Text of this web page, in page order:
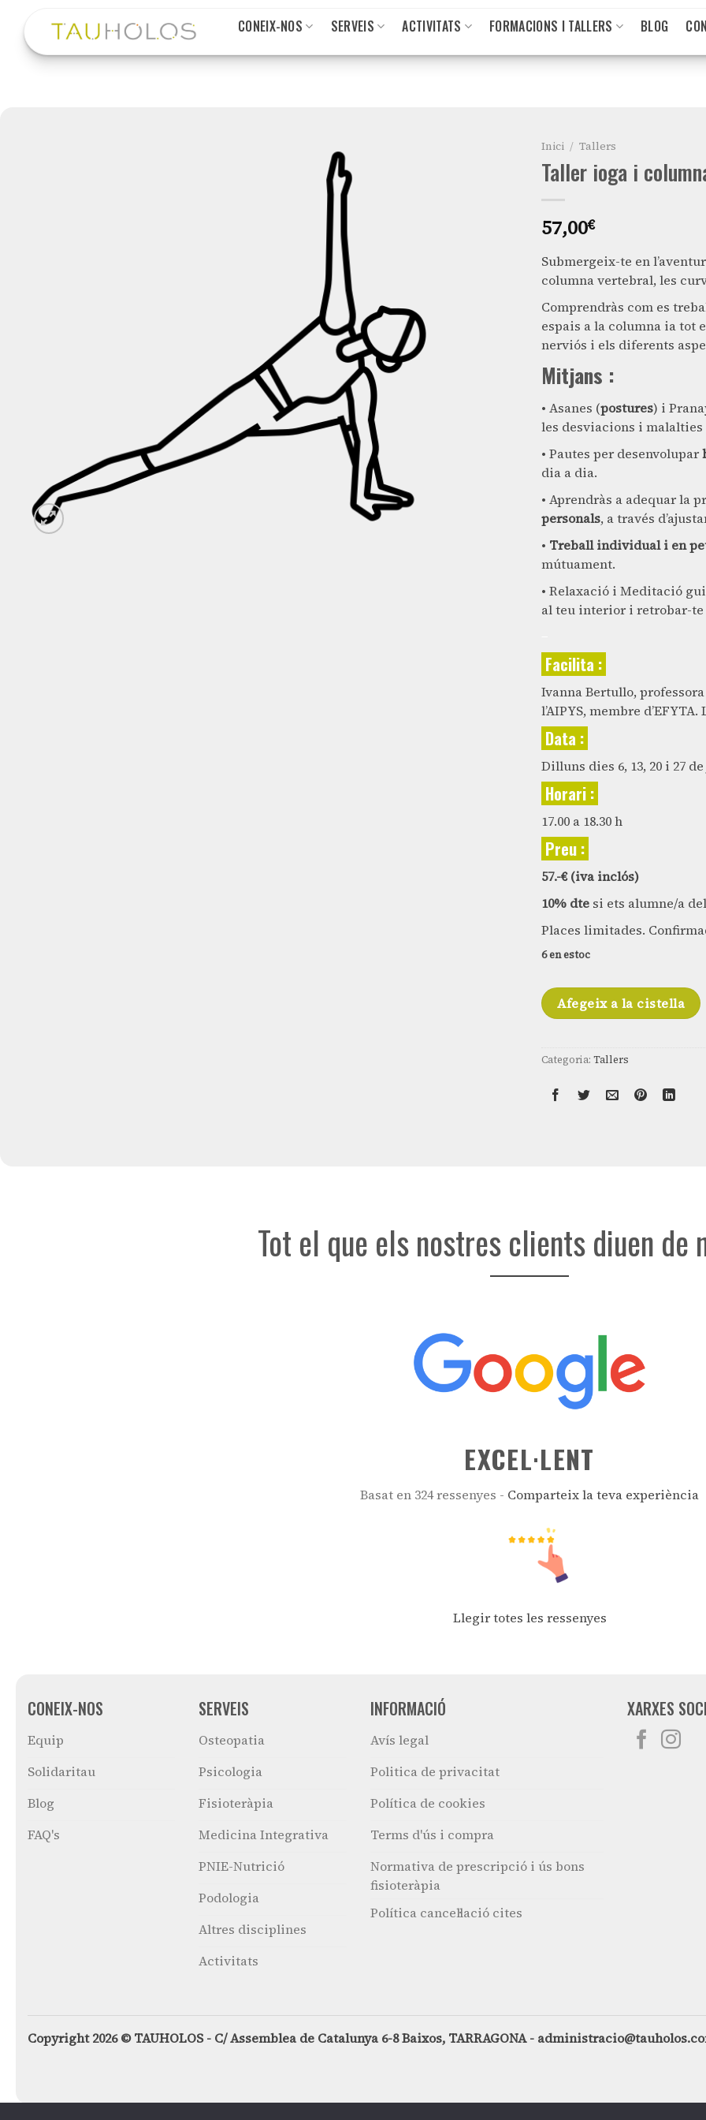
content
CONEIX-NOS SERVEIS ACTIVITATS FORMACIONS I TALLERS BLOG
Inici / Tallers
Taller ioga i
57,00€
Submergeix-te en
columna vertebral, les
Comprendràs com es
espais a la columna ia tot
nerviós i els diferents
Mitjans :
• Asanes (postures) i
les desviacions i malalties
• Pautes per desenvolupar
dia a dia.
• Aprendràs a adequar la
personals, a través
• Treball individual i en
mútuament.
• Relaxació i Meditació
al teu interior i retrobar-te
Facilita :
Ivanna Bertullo,
l’AIPYS, membre
Data :
Dilluns dies 6, 13, 20 i 27
Horari :
17.00 a 18.30 h
Preu :
57.-€ (iva inclós)
10% dte si ets alumne/a
Places limitades.
6 en estoc
Afegeix a la cistella
Categoria: Tallers
Tot el que els nostres clients diuen de
EXCEL·LENT
Basat en 324 ressenyes - Comparteix la teva experiència
Llegir totes les ressenyes
CONEIX-NOS
Equip
Solidaritau
Blog
FAQ's
SERVEIS
Osteopatia
Psicologia
Fisioteràpia
Medicina Integrativa
PNIE-Nutrició
Podologia
Altres disciplines
Activitats
INFORMACIÓ
Avís legal
Politica de privacitat
Política de cookies
Terms d'ús i compra
Normativa de prescripció i ús bons
fisioteràpia
Política cancel·lació cites
XARXES
Copyright 2026 © TAUHOLOS - C/ Assemblea de Catalunya 6-8 Baixos, TARRAGONA -